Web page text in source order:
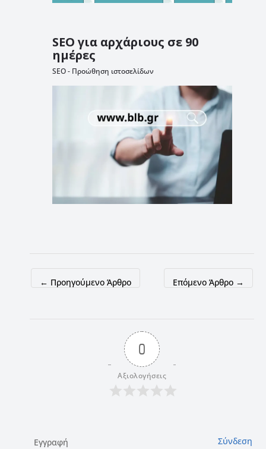
SEO για αρχάριους σε 90
ημέρες
SEO - Προώθηση ιστοσελίδων
← Προηγούμενο Άρθρο Επόμενο Άρθρο →
0
Αξιολογήσεις
Εγγραφή Σύνδεση